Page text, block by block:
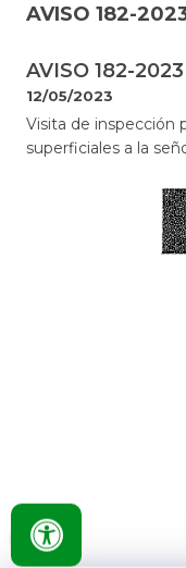
AVISO 182-
AVISO 182-2023
12/05/2023
​Visita de inspección
superficiales a la